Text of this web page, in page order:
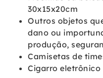
30x15x20cm
Outros objetos
dano ou
produção,
Camisetas de
Cigarro eletrônico